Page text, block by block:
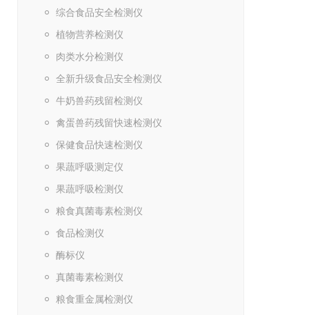
综合食品安全检测仪
植物营养检测仪
肉类水分检测仪
全新升级食品安全检测仪
牛奶兽药残留检测仪
禽蛋兽药残留快速检测仪
保健食品快速检测仪
果蔬呼吸测定仪
果蔬呼吸检测仪
粮食真菌毒素检测仪
食品检测仪
酶标仪
真菌毒素检测仪
粮食重金属检测仪